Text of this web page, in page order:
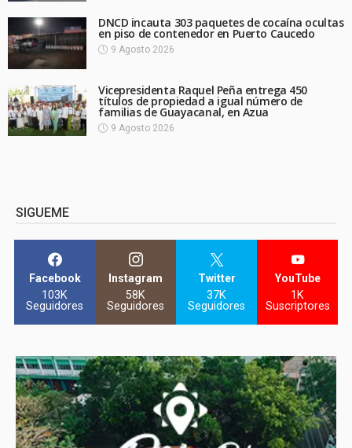
DNCD incauta 303 paquetes de cocaína ocultas
en piso de contenedor en Puerto Caucedo
9 Agosto 2026
Vicepresidenta Raquel Peña entrega 450
títulos de propiedad a igual número de
familias de Guayacanal, en Azua
9 Agosto 2026
SIGUEME
Facebook
103K
Seguidores
Instagram
58K
Seguidores
Twitter
37K
Seguidores
YouTube
1K
Suscriptores